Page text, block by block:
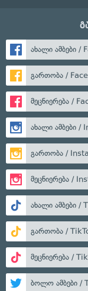
ახალი ამბები /
გართობა /
მეცნიერება /
ახალი ამბები /
გართობა /
მეცნიერება /
ახალი ამბები /
გართობა /
მეცნიერება /
ბოლო ამბები /